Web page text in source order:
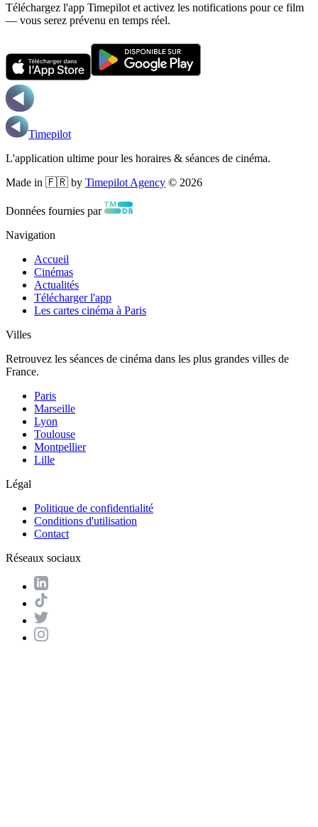
Téléchargez l'app Timepilot et activez les notifications pour ce film
— vous serez prévenu en temps réel.
Timepilot
L'application ultime pour les horaires & séances de cinéma.
Made in 🇫🇷 by Timepilot Agency © 2026
Données fournies par
Navigation
Accueil
Cinémas
Actualités
Télécharger l'app
Les cartes cinéma à Paris
Villes
Retrouvez les séances de cinéma dans les plus grandes villes de
France.
Paris
Marseille
Lyon
Toulouse
Montpellier
Lille
Légal
Politique de confidentialité
Conditions d'utilisation
Contact
Réseaux sociaux